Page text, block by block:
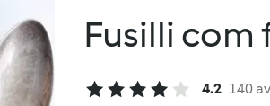
Fusilli com
4.2 140